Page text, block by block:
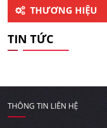
THƯƠNG HIỆU
TIN TỨC
THÔNG TIN LIÊN HỆ